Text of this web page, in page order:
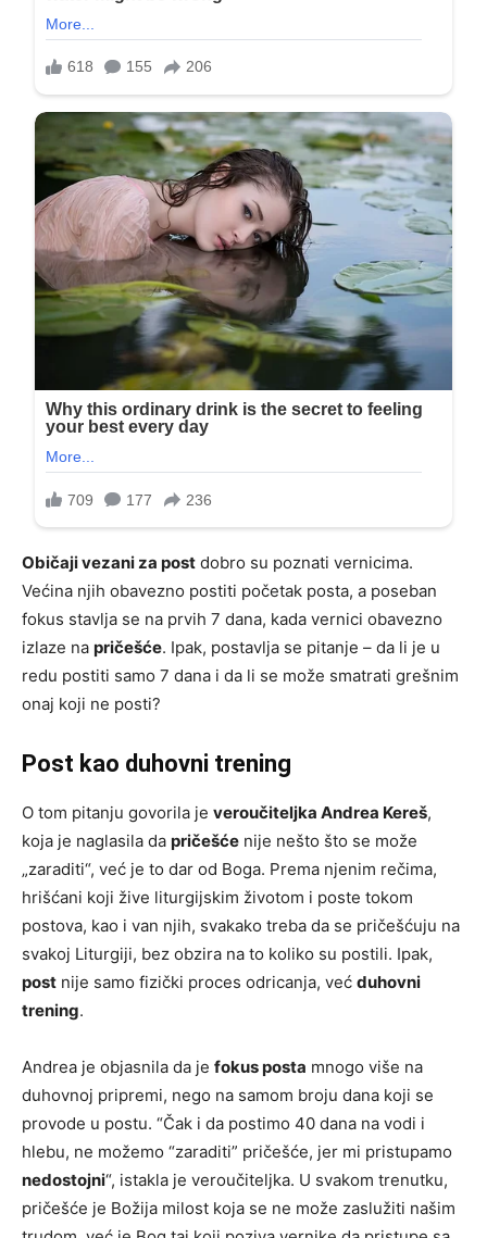
Običaji vezani za post dobro su poznati vernicima.
Većina njih obavezno postiti početak posta, a poseban
fokus stavlja se na prvih 7 dana, kada vernici obavezno
izlaze na pričešće. Ipak, postavlja se pitanje – da li je u
redu postiti samo 7 dana i da li se može smatrati grešnim
onaj koji ne posti?
Post kao duhovni trening
O tom pitanju govorila je veroučiteljka Andrea Kereš,
koja je naglasila da pričešće nije nešto što se može
„zaraditi“, već je to dar od Boga. Prema njenim rečima,
hrišćani koji žive liturgijskim životom i poste tokom
postova, kao i van njih, svakako treba da se pričešćuju na
svakoj Liturgiji, bez obzira na to koliko su postili. Ipak,
post nije samo fizički proces odricanja, već duhovni
trening.
Andrea je objasnila da je fokus posta mnogo više na
duhovnoj pripremi, nego na samom broju dana koji se
provode u postu. “Čak i da postimo 40 dana na vodi i
hlebu, ne možemo “zaraditi” pričešće, jer mi pristupamo
nedostojni“, istakla je veroučiteljka. U svakom trenutku,
pričešće je Božija milost koja se ne može zaslužiti našim